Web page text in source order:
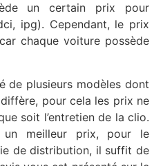
un certain prix pour
ipg). Cependant, le prix
chaque voiture possède
de plusieurs modèles dont
pour cela les prix ne
soit l’entretien de la clio.
un meilleur prix, pour le
de distribution, il suffit de